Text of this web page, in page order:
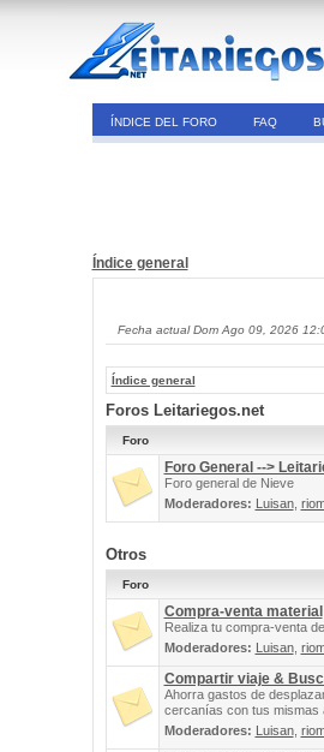
ÍNDICE DEL FORO FAQ
Índice general
Fecha actual Dom Ago 09, 2026
Índice general
Foros Leitariegos.net
Foro
Foro General -->
Foro general de Nieve
Moderadores: Luisan,
Otros
Foro
Compra-venta material
Realiza tu compra-venta
Moderadores: Luisan,
Compartir viaje &
Ahorra gastos de
cercanías con tus mismas
Moderadores: Luisan,